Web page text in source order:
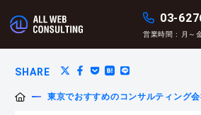
03-
営業時間 : 月～
SHARE
東京でおすすめのコンサルティング